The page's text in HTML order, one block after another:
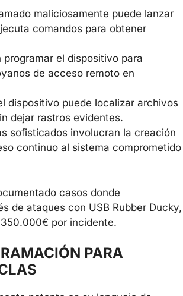
maliciosamente puede lanzar
comandos para obtener
el dispositivo para
de acceso remoto en
dispositivo puede localizar archivos
dejar rastros evidentes.
sofisticados involucran la creación
continuo al sistema comprometido
casos donde
de ataques con USB Rubber Ducky,
por incidente.
PARA